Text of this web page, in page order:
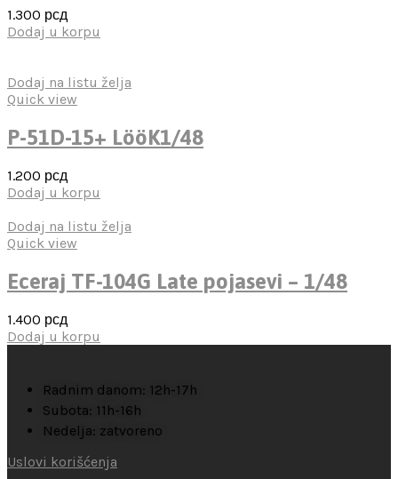
1.300 рсд
Dodaj u korpu
Dodaj na listu želja
Quick view
P-51D-15+ LööK1/48
1.200 рсд
Dodaj u korpu
Dodaj na listu želja
Quick view
Eceraj TF-104G Late pojasevi – 1/48
1.400 рсд
Dodaj u korpu
Radnim danom: 12h-17h
Subota: 11h-16h
Nedelja: zatvoreno
Uslovi korišćenja